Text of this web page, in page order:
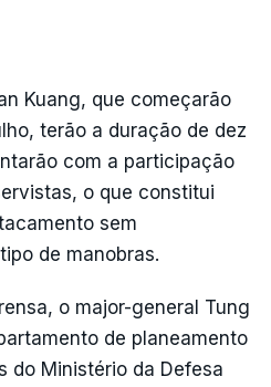
Kuang, que começarão
terão a duração de dez
com a participação
o que constitui
sem
de manobras.
o major-general Tung
de planeamento
do Ministério da Defesa